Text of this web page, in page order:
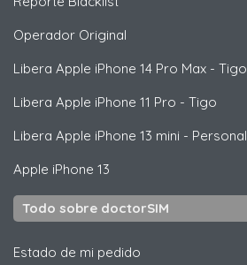
Operador Original
Libera Apple iPhone 14 Pro Max - Tigo
Libera Apple iPhone 11 Pro - Tigo
Libera Apple iPhone 13 mini - Personal
Apple iPhone 13
Todo sobre doctorSIM
Estado de mi pedido